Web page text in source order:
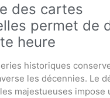
des cartes
permet de
heure
historiques
les décennies. Le
majestueuses impose